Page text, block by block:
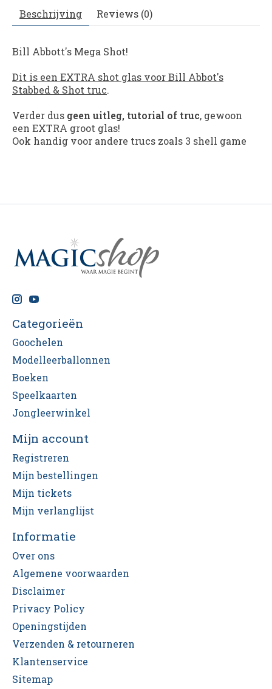
Beschrijving Reviews (0)
Bill Abbott's Mega Shot!
Dit is een EXTRA shot glas voor Bill Abbot's
Stabbed & Shot truc.
Verder dus geen uitleg, tutorial of truc, gewoon
een EXTRA groot glas!
Ook handig voor andere trucs zoals 3 shell game
Categorieën
Goochelen
Modelleerballonnen
Boeken
Speelkaarten
Jongleerwinkel
Mijn account
Registreren
Mijn bestellingen
Mijn tickets
Mijn verlanglijst
Informatie
Over ons
Algemene voorwaarden
Disclaimer
Privacy Policy
Openingstijden
Verzenden & retourneren
Klantenservice
Sitemap